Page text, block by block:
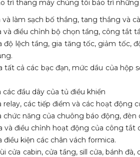
trì thang máy chúng tôi bảo trì
và làm sạch bố thắng, tang thắng và
và điều chỉnh bộ chọn tầng, công tắt
độ lệch tầng, gia tăng tốc, giảm tốc,
tất cả các bạc đạn, mức dầu của
các đầu dây của tủ điều khiển
relay, các tiếp điểm và các hoạt động
chức năng của chuông báo động,
và điều chỉnh hoạt động của công tắt
điều kiện các chân vách formica.
cửa cabin, cửa tầng, sill cửa, bánh